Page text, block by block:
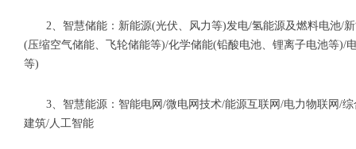
2、智慧储能：新能源(光伏、风力等)发电/氢能源及燃料电池/
(压缩空气储能、飞轮储能等)/化学储能(铅酸电池、锂离子电池等)/
等)
3、智慧能源：智能电网/微电网技术/能源互联网/电力物联网/
建筑/人工智能